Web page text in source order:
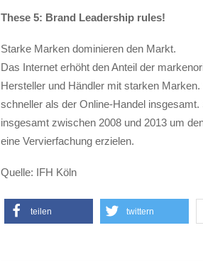
These 5: Brand Leadership rules!
Starke Marken dominieren den Markt.
Das Internet erhöht den Anteil der
Hersteller und Händler mit starken
schneller als der Online-Handel
insgesamt zwischen 2008 und 2013 um
eine Vervierfachung erzielen.
Quelle: IFH Köln
teilen twittern